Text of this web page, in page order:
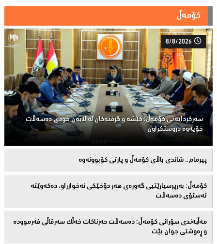
کۆمەڵ
8/8/2026
سەركردایەتی كۆمەڵ: كێشە و گرفتەكان لە لایەن خودی دەسەڵات
خۆیەوە دروستكراون
پیرمام.. شاندی باڵای كۆمه‌ڵ و پارتی كۆبوونه‌وه‌
كۆمەڵ: بەرپرسیارێتیی گەورەی هەر دۆخێکی نەخوازراو، دەكەوێتە
ئەستۆی دەسەڵات
مەڵبەندى سۆرانى کۆمەڵ: دەسەڵات حەزناکات خەڵک سەرقاڵى فەرموودە
و ڕەوشتى جوان بێت